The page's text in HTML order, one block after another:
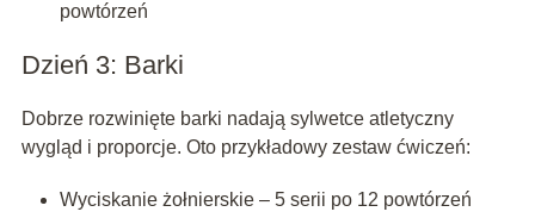
powtórzeń
Dzień 3: Barki
Dobrze rozwinięte barki nadają sylwetce atletyczny
wygląd i proporcje. Oto przykładowy zestaw ćwiczeń:
Wyciskanie żołnierskie – 5 serii po 12 powtórzeń